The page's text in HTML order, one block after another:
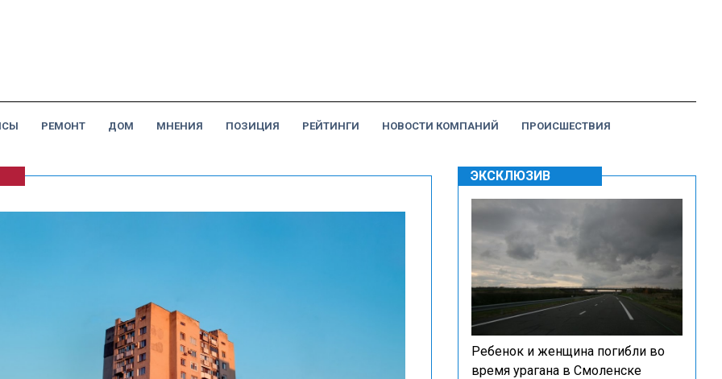
РЕМОНТ ДОМ МНЕНИЯ ПОЗИЦИЯ РЕЙТИНГИ НОВОСТИ КОМПАНИЙ ПРОИСШЕСТВИЯ
ЭКСКЛЮЗИВ
Ребенок и женщина погибли во
время урагана в Смоленске